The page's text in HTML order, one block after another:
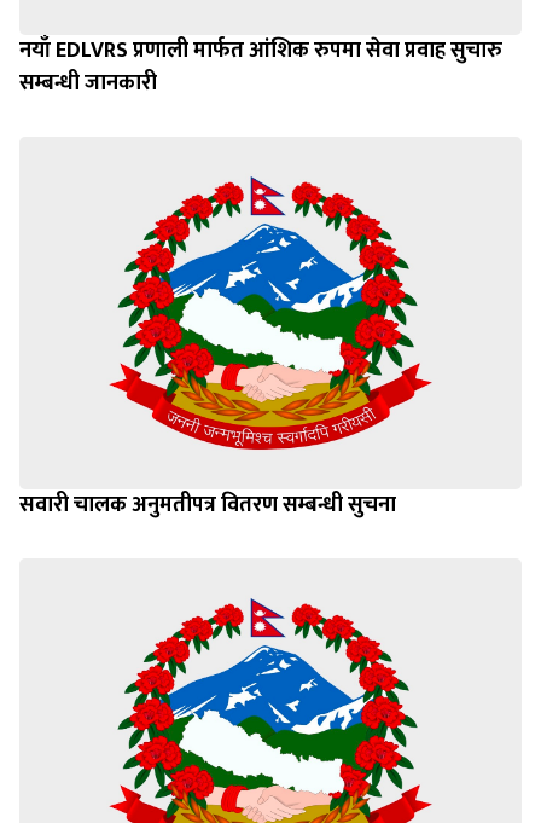
नयाँ EDLVRS प्रणाली मार्फत आंशिक रुपमा सेवा प्रवाह सुचारु
सम्बन्धी जानकारी
सवारी चालक अनुमतीपत्र वितरण सम्बन्धी सुचना